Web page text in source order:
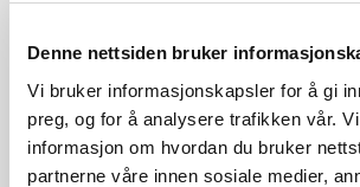
Denne nettsiden bruker
Vi bruker informasjonskapsler for å gi
preg, og for å analysere trafikken vår.
informasjon om hvordan du bruker
partnerne våre innen sosiale medier,
avgrense omsynsoner iarealplanen.
Aktsemdkart for skred i bratt terreng